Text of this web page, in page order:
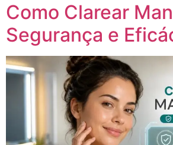
Como Clarear
Segurança e